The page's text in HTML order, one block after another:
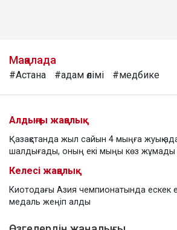
Мақалада
#Астана #адам өлімі #медбике
Алдыңғы жаңалық
Қазақстанда жыл сайын 4 мыңға жуық
шалдығады, оның екі мыңы көз
Келесі жаңалық
Киотодағы Азия чемпионатында ескек
медаль жеңіп алды